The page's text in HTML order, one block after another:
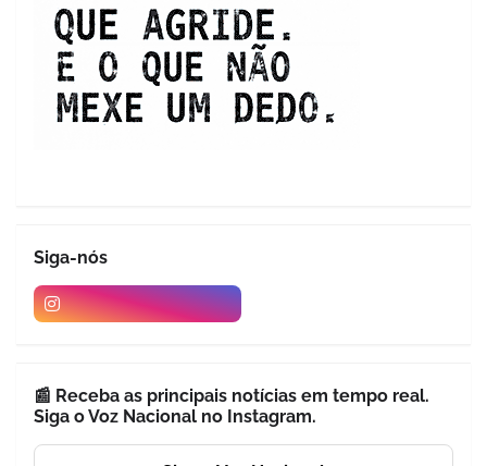
Siga-nós
📰 Receba as principais notícias em tempo real.
Siga o Voz Nacional no Instagram.